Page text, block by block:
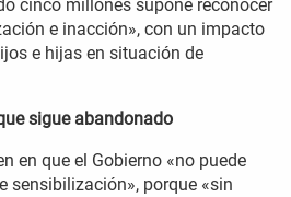
cinco millones supone reconocer
e inacción», con un impacto
e hijas en situación de
sigue abandonado
en que el Gobierno «no puede
sensibilización», porque «sin